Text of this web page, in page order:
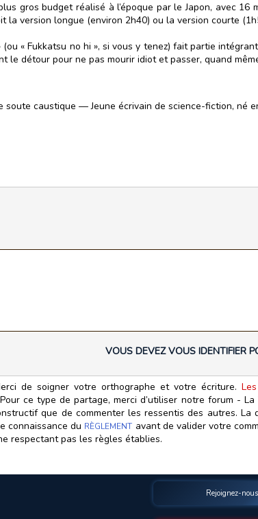
gros budget réalisé à l’époque par le Japon, avec
la version longue (environ 2h40) ou la version courte
« Fukkatsu no hi », si vous y tenez) fait partie
le détour pour ne pas mourir idiot et passer, quand
soute caustique — Jeune écrivain de science-fiction, né
VOUS DEVEZ VOUS IDENTIFIER
de soigner votre orthographe et votre écriture.
Pour ce type de partage, merci d’utiliser notre forum -
que de commenter les ressentis des autres.
connaissance du RÈGLEMENT avant de valider votre
respectant pas les règles établies.
Rejoignez-